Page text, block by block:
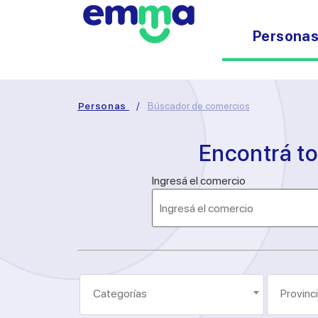
Personas / Búscador de comercios
Encontrá
Ingresá el comercio